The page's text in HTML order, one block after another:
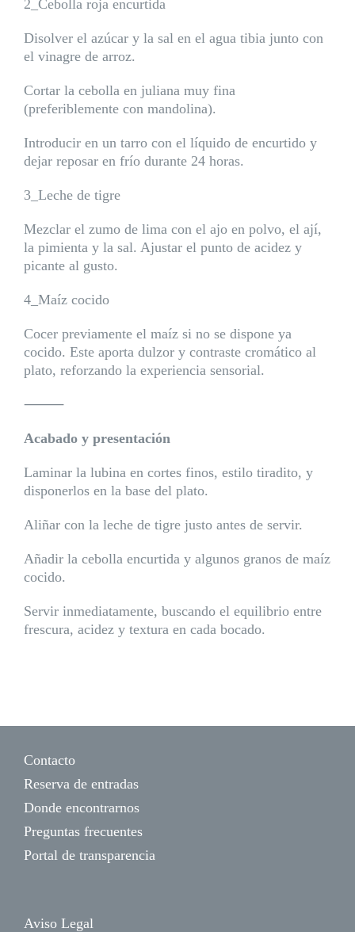
2_Cebolla roja encurtida
Disolver el azúcar y la sal en el agua tibia junto con
el vinagre de arroz.
Cortar la cebolla en juliana muy fina
(preferiblemente con mandolina).
Introducir en un tarro con el líquido de encurtido y
dejar reposar en frío durante 24 horas.
3_Leche de tigre
Mezclar el zumo de lima con el ajo en polvo, el ají,
la pimienta y la sal. Ajustar el punto de acidez y
picante al gusto.
4_Maíz cocido
Cocer previamente el maíz si no se dispone ya
cocido. Este aporta dulzor y contraste cromático al
plato, reforzando la experiencia sensorial.
⸻
Acabado y presentación
Laminar la lubina en cortes finos, estilo tiradito, y
disponerlos en la base del plato.
Aliñar con la leche de tigre justo antes de servir.
Añadir la cebolla encurtida y algunos granos de maíz
cocido.
Servir inmediatamente, buscando el equilibrio entre
frescura, acidez y textura en cada bocado.
Contacto
Reserva de entradas
Donde encontrarnos
Preguntas frecuentes
Portal de transparencia
Aviso Legal